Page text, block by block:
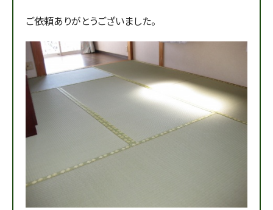
ご依頼ありがとうございました。